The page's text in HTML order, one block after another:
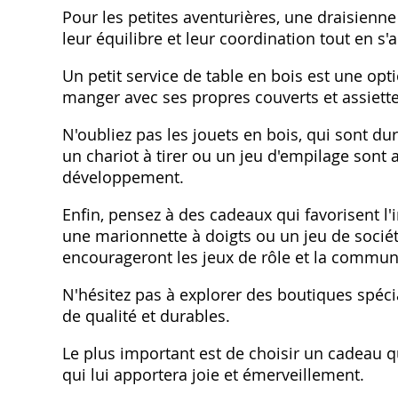
Pour les petites aventurières, une
leur équilibre et leur coordination tout en
Un petit service de table en bois est une
manger avec ses propres couverts et
N'oubliez pas les jouets en bois, qui sont
un chariot à tirer ou un jeu d'empilage
développement.
Enfin, pensez à des cadeaux qui favorisent
une marionnette à doigts ou un jeu de
encourageront les jeux de rôle et la
N'hésitez pas à explorer des boutiques
de qualité et durables.
Le plus important est de choisir un cadeau
qui lui apportera joie et émerveillement.